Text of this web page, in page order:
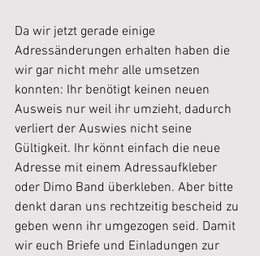
Da wir jetzt gerade einige
Adressänderungen erhalten haben die
wir gar nicht mehr alle umsetzen
konnten: Ihr benötigt keinen neuen
Ausweis nur weil ihr umzieht, dadurch
verliert der Auswies nicht seine
Gültigkeit. Ihr könnt einfach die neue
Adresse mit einem Adressaufkleber
oder Dimo Band überkleben. Aber bitte
denkt daran uns rechtzeitig bescheid zu
geben wenn ihr umgezogen seid. Damit
wir euch Briefe und Einladungen zur